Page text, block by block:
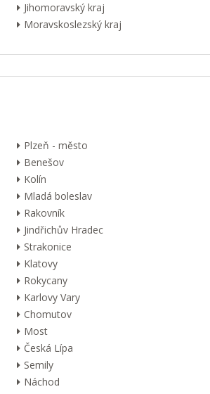
Jihomoravský kraj
Moravskoslezský kraj
Plzeň - město
Benešov
Kolín
Mladá boleslav
Rakovník
Jindřichův Hradec
Strakonice
Klatovy
Rokycany
Karlovy Vary
Chomutov
Most
Česká Lípa
Semily
Náchod